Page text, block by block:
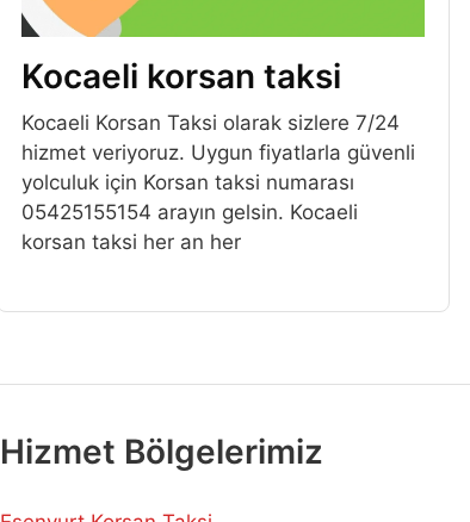
Kocaeli korsan taksi
Kocaeli Korsan Taksi olarak sizlere 7/24
hizmet veriyoruz. Uygun fiyatlarla güvenli
yolculuk için Korsan taksi numarası
05425155154 arayın gelsin. Kocaeli
korsan taksi her an her
Hizmet Bölgelerimiz